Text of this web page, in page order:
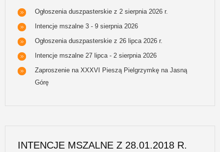
Ogłoszenia duszpasterskie z 2 sierpnia 2026 r.
Intencje mszalne 3 - 9 sierpnia 2026
Ogłoszenia duszpasterskie z 26 lipca 2026 r.
Intencje mszalne 27 lipca - 2 sierpnia 2026
Zaproszenie na XXXVI Pieszą Pielgrzymkę na Jasną
Górę
INTENCJE MSZALNE Z 28.01.2018 R.